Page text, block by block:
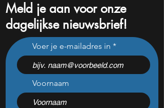
Na een koersdaling van
-47% lijkt dit ijzersterke
aandeel aantrekkelijker
dan ooit
Meld je aan voor onze
dagelijkse nieuwsbrief!
Voer je e-mailadres in
Voornaam